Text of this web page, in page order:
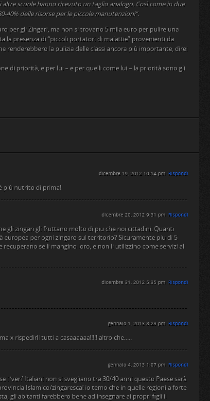
altre scuole hanno ricevuto un taglio analogo. Così come in due
40% delle risorse per le piccole manutenzioni”.
per gli Zingari, ma non si trovano 5 mila euro per pulire una
la presenza di “piccoli portatori di malattie” provenienti da
renderebbero la pulizia delle classi ancora più importante, direi
di priorità, e per lui – e per quelli come lui – la priorità sono gli
dicembre 19, 2012 10:14 pm Rispondi
più nutrito di prima!
dicembre 20, 2012 9:31 pm Rispondi
gli zingari gli fruttano molto di piu che noi cittadini. Quanti
europea per ogni zingaro sul territorio? Sicuramente piu di 5
recuperano se li mangino loro, e non li utilizzino come servizi al
dicembre 31, 2012 5:35 pm Rispondi
gennaio 1, 2013 8:23 pm Rispondi
x rispedirli tutti a casaaaaaa!!!!! altro che…..
gennaio 4, 2013 1:07 pm Rispondi
‘veri’ Italiani non si svegliano tra 30/40 anni questo Paese sarà
Islamico/zingaresca! io temo che in quelle regioni a forte
gli abitanti farebbero bene ad insegnare ai propri figli il